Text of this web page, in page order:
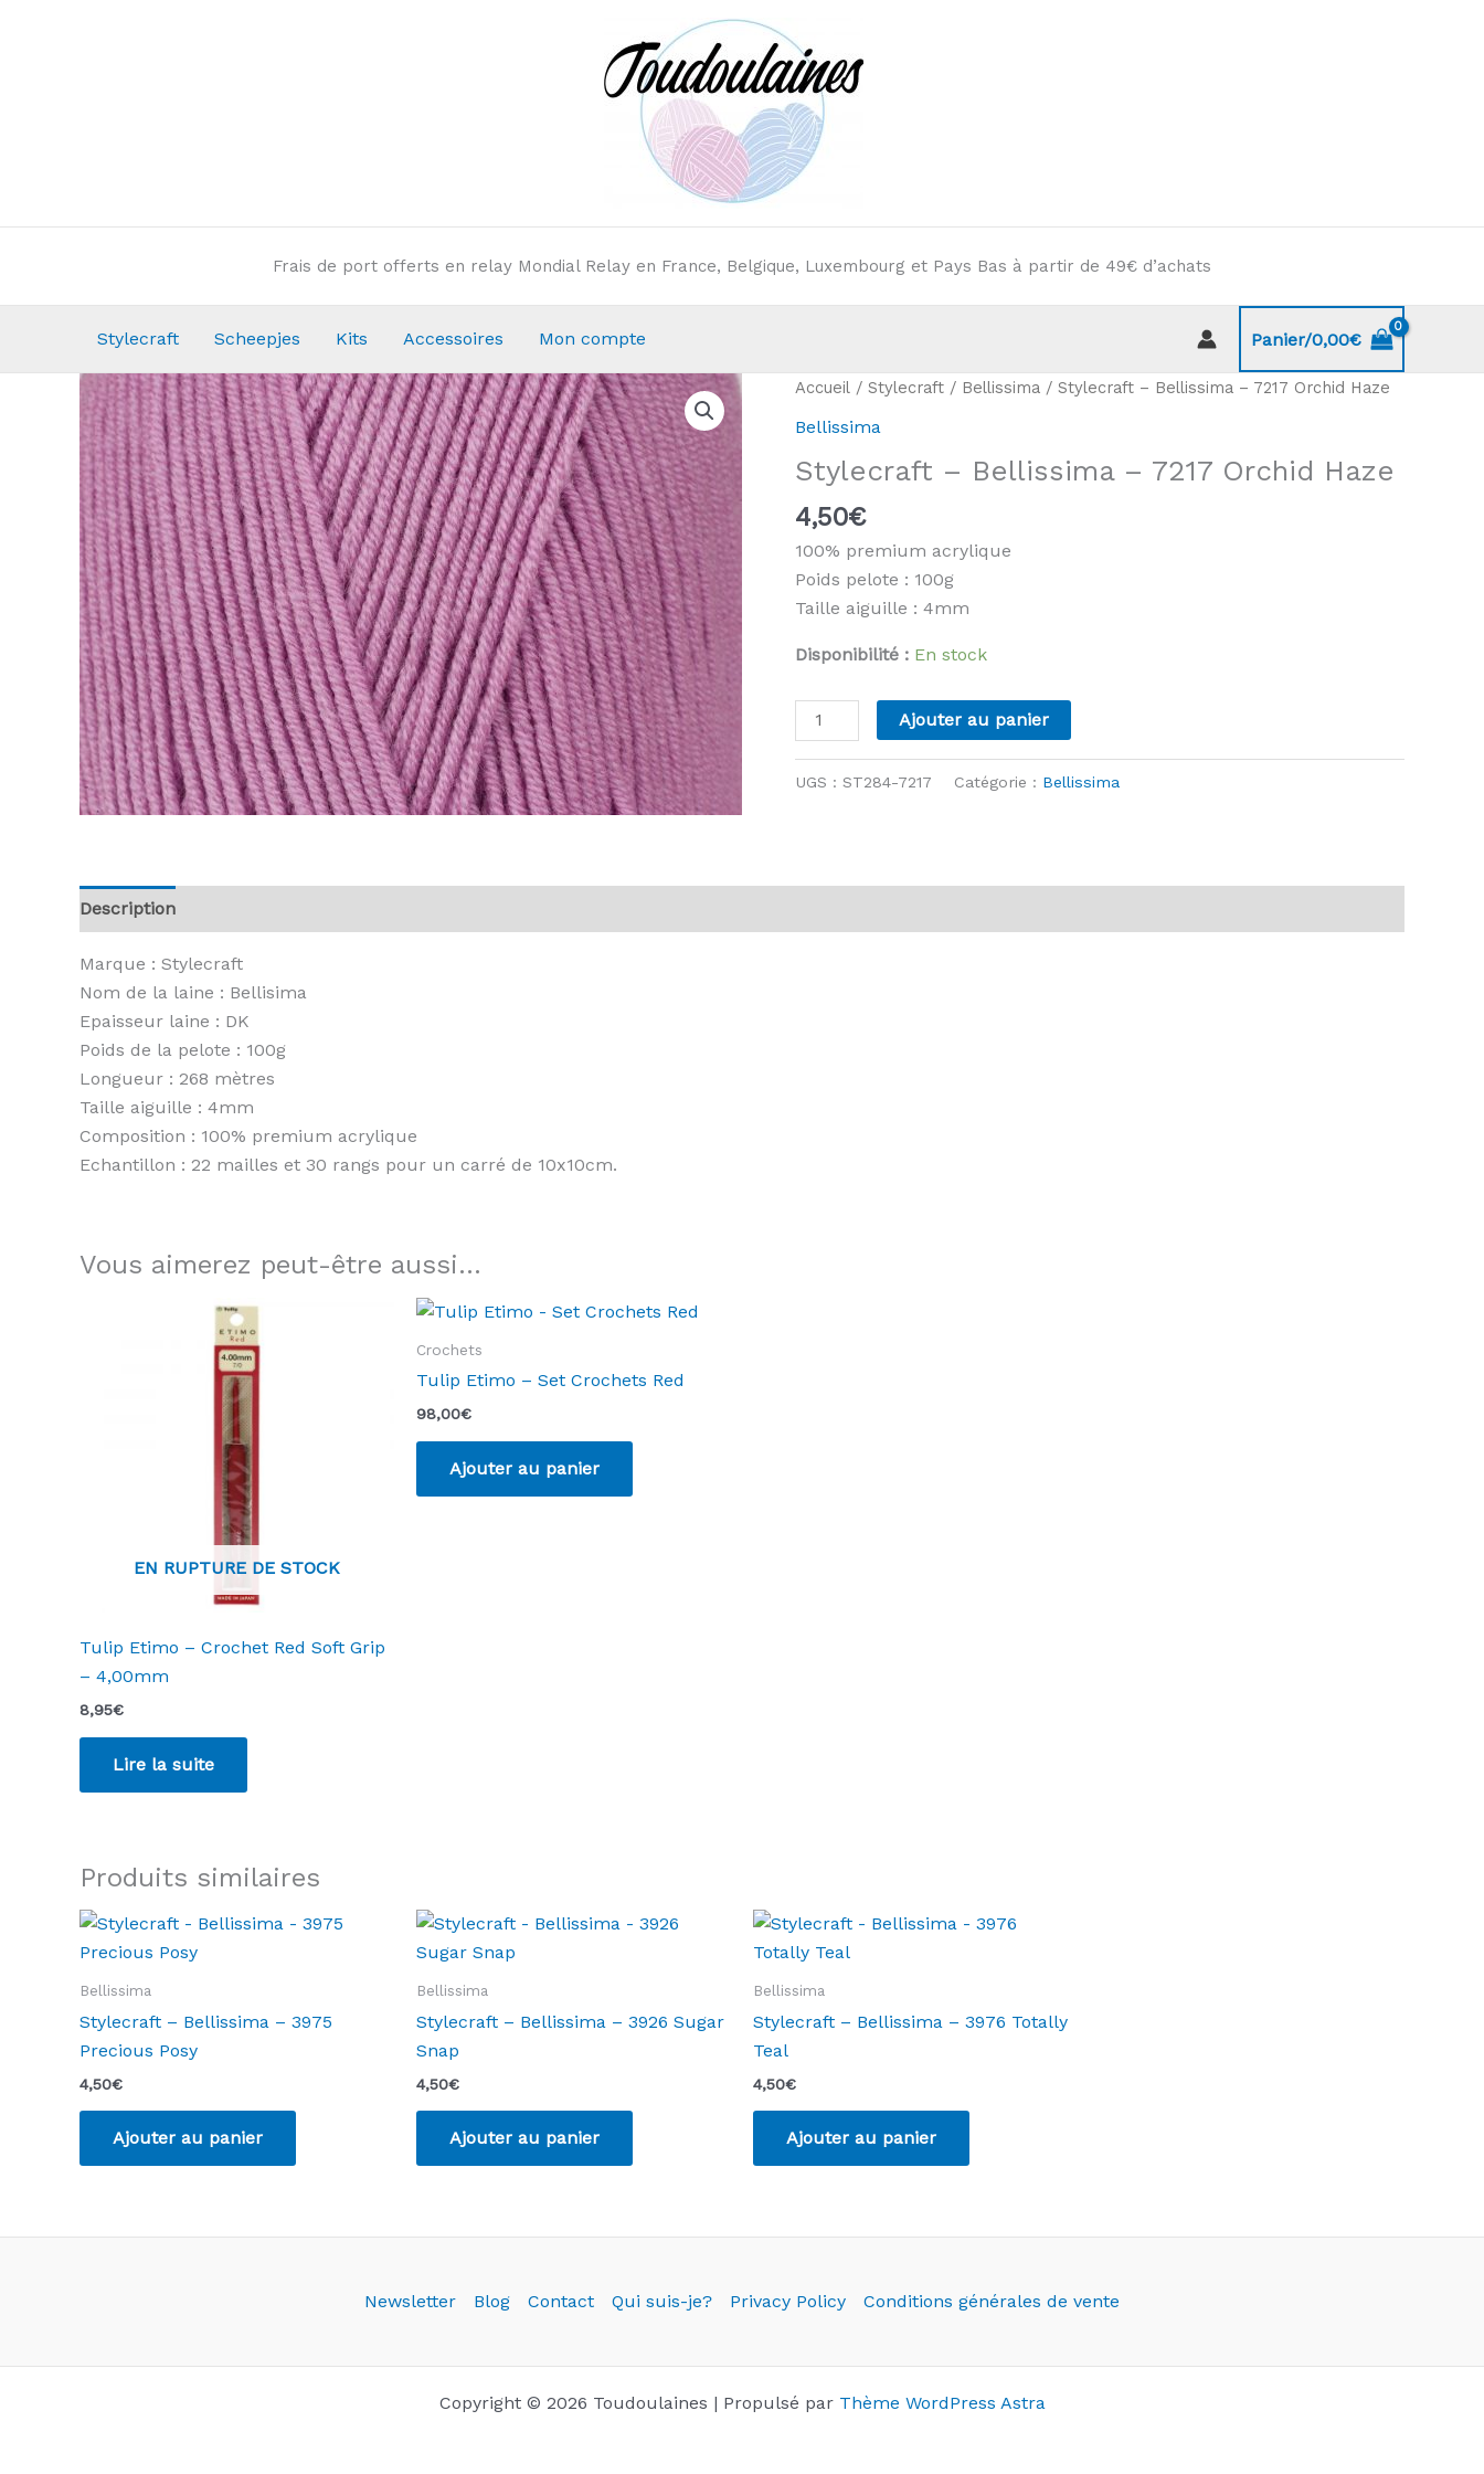
Frais de port offerts en relay Mondial Relay en France, Belgique, Luxembourg et Pays Bas à partir de 49€ d’achats
Stylecraft Scheepjes Kits Accessoires Mon compte Panier/0,00€
Accueil / Stylecraft / Bellissima / Stylecraft – Bellissima – 7217 Orchid Haze
Bellissima
Stylecraft – Bellissima – 7217 Orchid Haze
4,50€
100% premium acrylique
Poids pelote : 100g
Taille aiguille : 4mm
Disponibilité : En stock
quantité
de
7217
Ajouter au panier
UGS : ST284-7217 Catégorie : Bellissima
Description
Marque : Stylecraft
Nom de la laine : Bellisima
Epaisseur laine : DK
Poids de la pelote : 100g
Longueur : 268 mètres
Taille aiguille : 4mm
Composition : 100% premium acrylique
Echantillon : 22 mailles et 30 rangs pour un carré de 10x10cm.
Vous aimerez peut-être aussi…
EN RUPTURE DE STOCK
Tulip Etimo – Crochet Red Soft Grip
– 4,00mm
8,95€
Lire la suite
Crochets
Tulip Etimo – Set Crochets Red
98,00€
Ajouter au panier
Produits similaires
Bellissima
Stylecraft – Bellissima – 3975
Precious Posy
4,50€
Ajouter au panier
Bellissima
Stylecraft – Bellissima – 3926 Sugar
Snap
4,50€
Ajouter au panier
Bellissima
Stylecraft – Bellissima – 3976 Totally
Teal
4,50€
Ajouter au panier
Newsletter Blog Contact Qui suis-je? Privacy Policy Conditions générales de vente
Copyright © 2026 Toudoulaines | Propulsé par Thème WordPress Astra